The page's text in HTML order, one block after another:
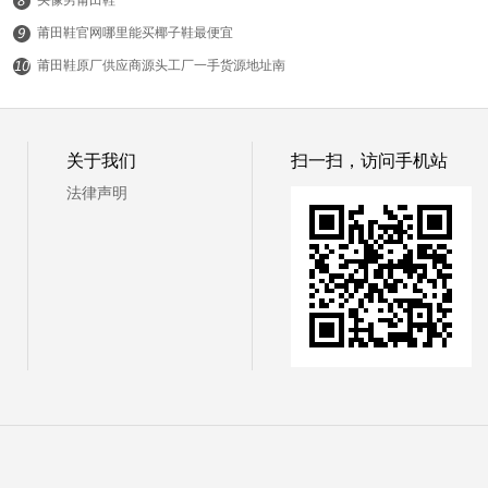
莆田鞋官网哪里能买椰子鞋最便宜
莆田鞋原厂供应商源头工厂一手货源地址南
关于我们
法律声明
扫一扫，访问手机站